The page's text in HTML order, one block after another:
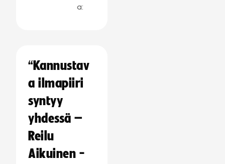
a:
“Kannustav
a ilmapiiri
syntyy
yhdessä –
Reilu
Aikuinen -